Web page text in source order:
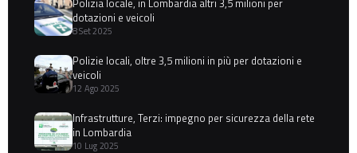
dotazioni e veicoli
8 Set 2025
Polizie locali, oltre 3,5 milioni in più per dotazioni e
veicoli
12 Ago 2025
Infrastrutture, Terzi: impegno per sicurezza della rete
in Lombardia
10 Lug 2025